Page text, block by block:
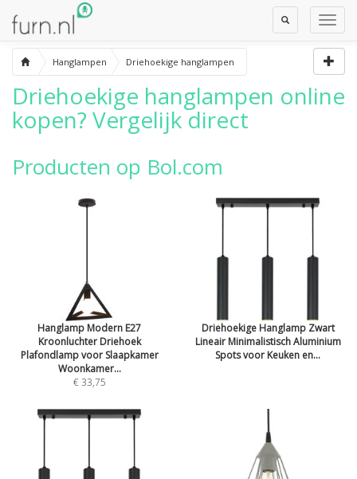
Toggle
Search
Hanglampen Driehoekige hanglampen
Driehoekige hanglampen online
kopen? Vergelijk direct
Producten op Bol.com
Hanglamp Modern E27
Kroonluchter Driehoek
Plafondlamp voor Slaapkamer
Woonkamer...
€ 33,75
Driehoekige Hanglamp Zwart
Lineair Minimalistisch Aluminium
Spots voor Keuken en...